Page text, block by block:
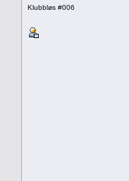
Klubbløs #006